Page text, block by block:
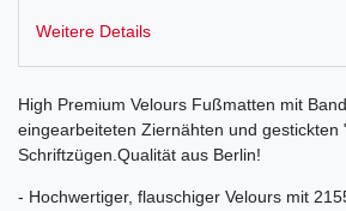
Weitere Details
High Premium Velours Fußmatten mit
eingearbeiteten Ziernähten und gestickten
Schriftzügen.Qualität aus Berlin!
- Hochwertiger, flauschiger Velours mit